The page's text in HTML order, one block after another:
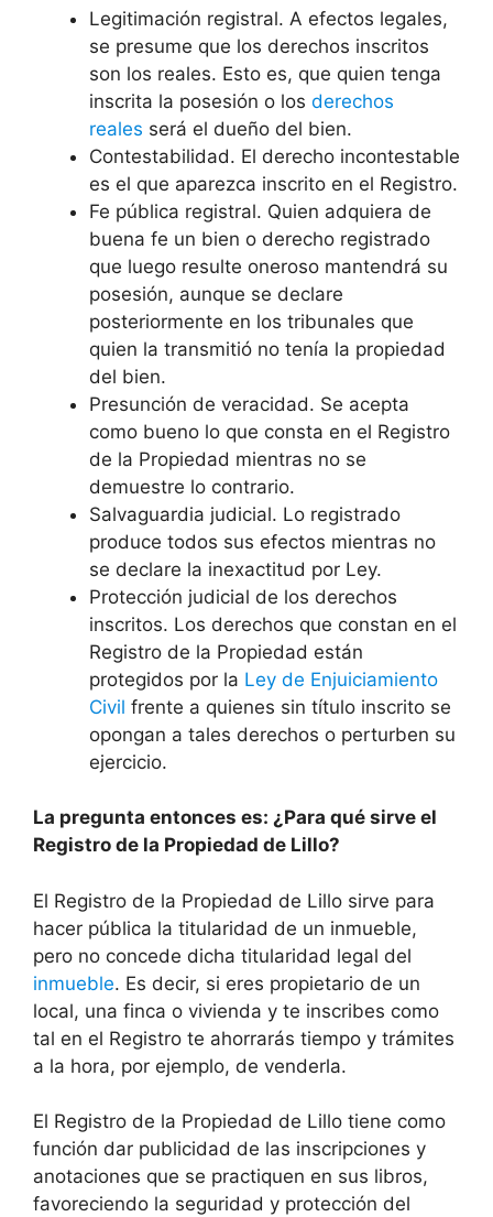
Legitimación registral. A efectos legales,
se presume que los derechos inscritos
son los reales. Esto es, que quien tenga
inscrita la posesión o los derechos
reales será el dueño del bien.
Contestabilidad. El derecho incontestable
es el que aparezca inscrito en el Registro.
Fe pública registral. Quien adquiera de
buena fe un bien o derecho registrado
que luego resulte oneroso mantendrá su
posesión, aunque se declare
posteriormente en los tribunales que
quien la transmitió no tenía la propiedad
del bien.
Presunción de veracidad. Se acepta
como bueno lo que consta en el Registro
de la Propiedad mientras no se
demuestre lo contrario.
Salvaguardia judicial. Lo registrado
produce todos sus efectos mientras no
se declare la inexactitud por Ley.
Protección judicial de los derechos
inscritos. Los derechos que constan en el
Registro de la Propiedad están
protegidos por la Ley de Enjuiciamiento
Civil frente a quienes sin título inscrito se
opongan a tales derechos o perturben su
ejercicio.
La pregunta entonces es: ¿Para qué sirve el
Registro de la Propiedad de Lillo?
El Registro de la Propiedad de Lillo sirve para
hacer pública la titularidad de un inmueble,
pero no concede dicha titularidad legal del
inmueble. Es decir, si eres propietario de un
local, una finca o vivienda y te inscribes como
tal en el Registro te ahorrarás tiempo y trámites
a la hora, por ejemplo, de venderla.
El Registro de la Propiedad de Lillo tiene como
función dar publicidad de las inscripciones y
anotaciones que se practiquen en sus libros,
favoreciendo la seguridad y protección del